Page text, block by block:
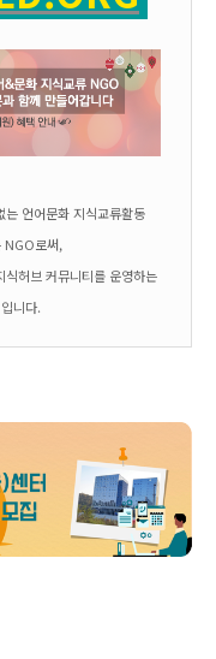
는 언어문화 지식교류활동
NGO로써,
허브 커뮤니티를 운영하는
니다.